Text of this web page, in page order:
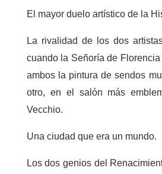
El mayor duelo artístico de la
La rivalidad de los dos
cuando la Señoría de
ambos la pintura de sendos
otro, en el salón más
Vecchio.
Una ciudad que era un mundo.
Los dos genios del